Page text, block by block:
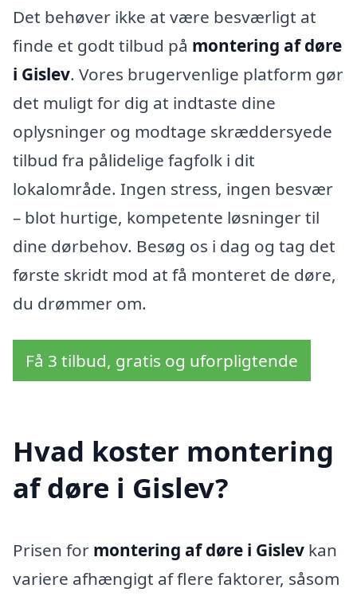
Det behøver ikke at være besværligt at
finde et godt tilbud på montering af døre
i Gislev. Vores brugervenlige platform gør
det muligt for dig at indtaste dine
oplysninger og modtage skræddersyede
tilbud fra pålidelige fagfolk i dit
lokalområde. Ingen stress, ingen besvær
– blot hurtige, kompetente løsninger til
dine dørbehov. Besøg os i dag og tag det
første skridt mod at få monteret de døre,
du drømmer om.
Få 3 tilbud, gratis og uforpligtende
Hvad koster montering
af døre i Gislev?
Prisen for montering af døre i Gislev kan
variere afhængigt af flere faktorer, såsom